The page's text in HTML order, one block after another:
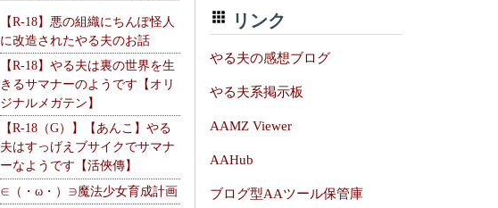
【R-18】悪の組織にちんぽ怪人
に改造されたやる夫のお話
【R-18】やる夫は裏の世界を生
きるサマナーのようです【オリ
ジナルメガテン】
【R-18（G）】【あんこ】やる
夫はすっげえブサイクでサマナ
ーなようです【活俠傳】
∈（・ω・）∋魔法少女育成計画
リンク
やる夫の感想ブログ
やる夫系掲示板
AAMZ Viewer
AAHub
ブログ型AAツール保管庫